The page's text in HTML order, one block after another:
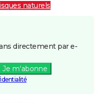
naturels
directement par e-
Je m'abonne